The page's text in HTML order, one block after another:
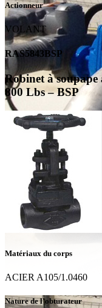
Actionneur
VOLANT
RAS5843BSP
Robinet à
800 Lbs – BSP
Matériaux du corps
ACIER A105/1.0460
Nature de l'obturateur